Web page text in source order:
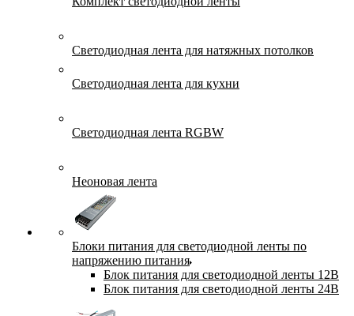
Светодиодная лента для натяжных потолков
Светодиодная лента для кухни
Светодиодная лента RGBW
Неоновая лента
Блоки питания для светодиодной ленты по
напряжению питания
Блок питания для светодиодной ленты 12В
Блок питания для светодиодной ленты 24В